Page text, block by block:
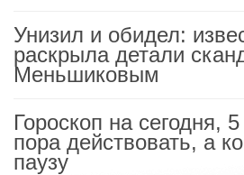
Унизил и обидел:
раскрыла детали
Меньшиковым
Гороскоп на сегодня,
пора действовать, а
паузу